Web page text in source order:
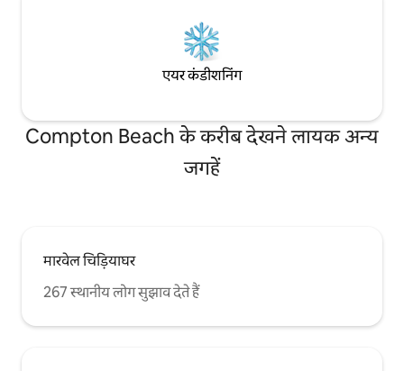
एयर कंडीशनिंग
Compton Beach के करीब देखने लायक अन्य
जगहें
मारवेल चिड़ियाघर
267 स्थानीय लोग सुझाव देते हैं